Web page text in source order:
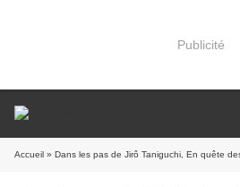
Publicité
Accueil » Dans les pas de Jirô Taniguchi, En quête